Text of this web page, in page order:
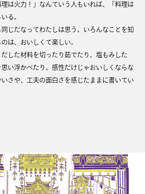
理は火力！」なんていう人もいれば、「料理は
る。
じだなってわたしは思う。いろんなことを知
は、おいしくて楽しい。
した材料を切ったり茹でたり、塩もみした
い浮かべたり。感性だけじゃおいしくならな
さや、工夫の面白さを感じたままに書いてい